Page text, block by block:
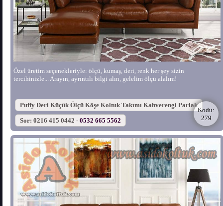
Özel üretim seçenekleriyle: ölçü, kumaş, deri, renk her şey sizin
tercihinizle... Arayın, ayrıntılı bilgi alın, gelelim ölçü alalım!
Puffy Deri Küçük Ölçü Köşe Koltuk Takımı Kahverengi Parlak
Kodu:
279
Sor: 0216 415 0442 - 0532 665 5562